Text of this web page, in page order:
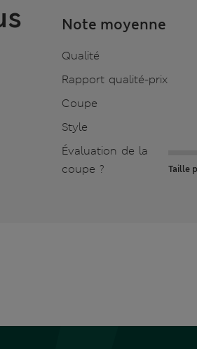
Note moyenne
Qualité
Rapport qualité-prix
Coupe
Style
Évaluation de la
coupe ?
Taille